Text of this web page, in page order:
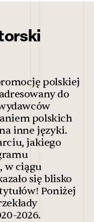
polskiej
do
polskich
inne języki.
jakiego
w ciągu
się blisko
Poniżej
2026.